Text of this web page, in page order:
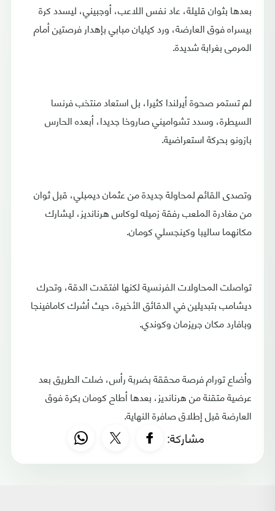
بعدها بثوان قليلة، عاد نفس اللاعب، أوجبيني، ليسدد كرة
بيسراه فوق العارضة، ورد كيليان مبابي بإهدار فرصتين أمام
المرمى بغرابة شديدة.
لم تستمر صحوة أيرلندا كثيرا، بل استعاد منتخب فرنسا
السيطرة، وسدد تشواميني صاروخا جديدا، أبعده الحارس
بازونو بحركة استعراضية.
وتصدى القائم لمحاولة جديدة من عثمان ديمبلي، قبل ثوان
من مغادرة الملعب رفقة زميله لوكاس هرنانديز، ليشارك
مكانهما ساليبا وكينجسلي كومان.
تواصلت المحاولات الفرنسية لكنها افتقدت الدقة، وتحرك
ديشامب بتبديلين في الدقائق الأخيرة، حيث أشرك كامافينجا
وبافارد مكان جريزمان وكوندي.
وأضاع تورام فرصة محققة بضربة رأس، ضلت الطريق بعد
عرضية متقنة من هرنانديز، بعدها أطاح كومان بكرة فوق
العارضة قبل إطلاق صافرة النهاية.
مشاركة: